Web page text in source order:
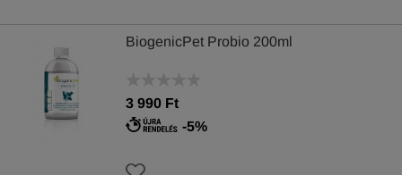
BiogenicPet Probio 200ml
3 990 Ft
-5%